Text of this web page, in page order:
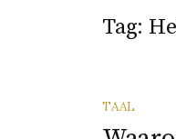
Tag:
TAAL